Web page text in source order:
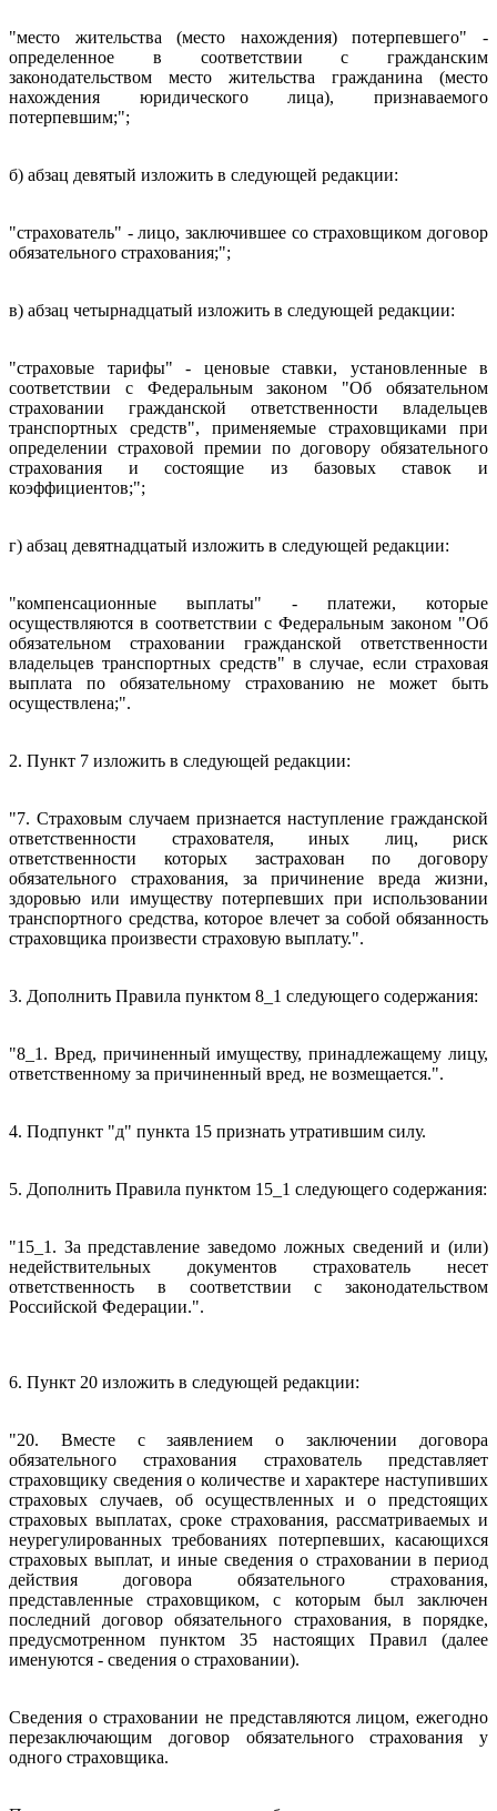
"место жительства (место нахождения) потерпевшего" -
определенное в соответствии с гражданским
законодательством место жительства гражданина (место
нахождения юридического лица), признаваемого
потерпевшим;";
б) абзац девятый изложить в следующей редакции:
"страхователь" - лицо, заключившее со страховщиком договор
обязательного страхования;";
в) абзац четырнадцатый изложить в следующей редакции:
"страховые тарифы" - ценовые ставки, установленные в
соответствии с Федеральным законом "Об обязательном
страховании гражданской ответственности владельцев
транспортных средств", применяемые страховщиками при
определении страховой премии по договору обязательного
страхования и состоящие из базовых ставок и
коэффициентов;";
г) абзац девятнадцатый изложить в следующей редакции:
"компенсационные выплаты" - платежи, которые
осуществляются в соответствии с Федеральным законом "Об
обязательном страховании гражданской ответственности
владельцев транспортных средств" в случае, если страховая
выплата по обязательному страхованию не может быть
осуществлена;".
2. Пункт 7 изложить в следующей редакции:
"7. Страховым случаем признается наступление гражданской
ответственности страхователя, иных лиц, риск
ответственности которых застрахован по договору
обязательного страхования, за причинение вреда жизни,
здоровью или имуществу потерпевших при использовании
транспортного средства, которое влечет за собой обязанность
страховщика произвести страховую выплату.".
3. Дополнить Правила пунктом 8_1 следующего содержания:
"8_1. Вред, причиненный имуществу, принадлежащему лицу,
ответственному за причиненный вред, не возмещается.".
4. Подпункт "д" пункта 15 признать утратившим силу.
5. Дополнить Правила пунктом 15_1 следующего содержания:
"15_1. За представление заведомо ложных сведений и (или)
недействительных документов страхователь несет
ответственность в соответствии с законодательством
Российской Федерации.".
6. Пункт 20 изложить в следующей редакции:
"20. Вместе с заявлением о заключении договора
обязательного страхования страхователь представляет
страховщику сведения о количестве и характере наступивших
страховых случаев, об осуществленных и о предстоящих
страховых выплатах, сроке страхования, рассматриваемых и
неурегулированных требованиях потерпевших, касающихся
страховых выплат, и иные сведения о страховании в период
действия договора обязательного страхования,
представленные страховщиком, с которым был заключен
последний договор обязательного страхования, в порядке,
предусмотренном пунктом 35 настоящих Правил (далее
именуются - сведения о страховании).
Сведения о страховании не представляются лицом, ежегодно
перезаключающим договор обязательного страхования у
одного страховщика.